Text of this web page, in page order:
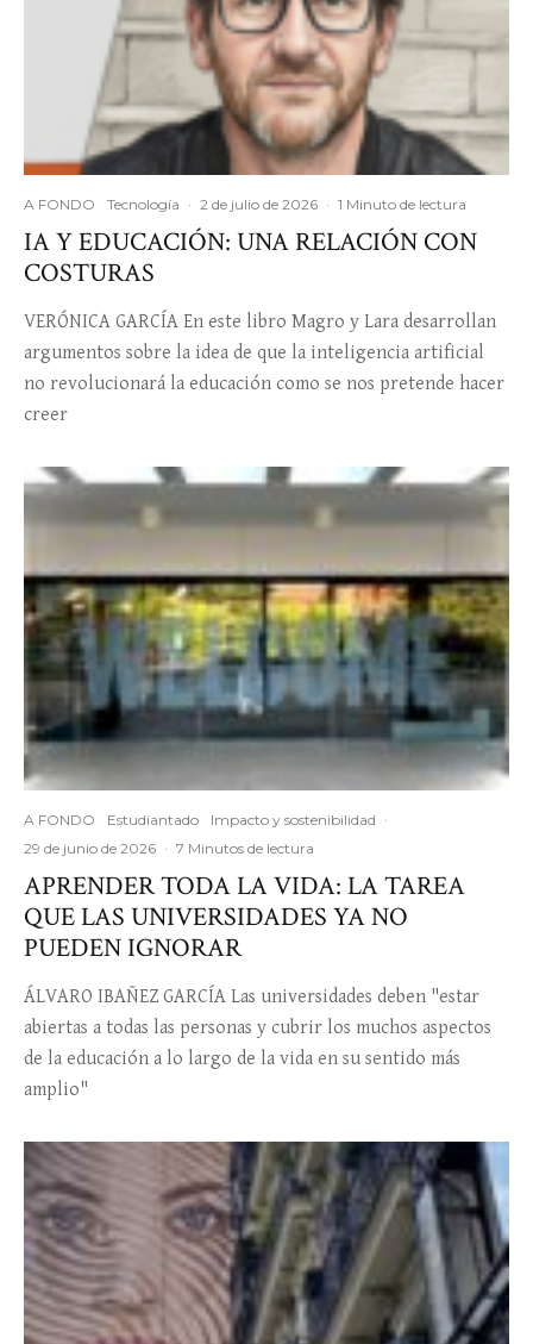
A FONDO Tecnología · 2 de julio de 2026 · 1 Minuto de lectura
IA Y EDUCACIÓN: UNA RELACIÓN CON
COSTURAS
VERÓNICA GARCÍA En este libro Magro y Lara desarrollan
argumentos sobre la idea de que la inteligencia artificial
no revolucionará la educación como se nos pretende hacer
creer
A FONDO Estudiantado Impacto y sostenibilidad ·
29 de junio de 2026 · 7 Minutos de lectura
APRENDER TODA LA VIDA: LA TAREA
QUE LAS UNIVERSIDADES YA NO
PUEDEN IGNORAR
ÁLVARO IBAÑEZ GARCÍA Las universidades deben "estar
abiertas a todas las personas y cubrir los muchos aspectos
de la educación a lo largo de la vida en su sentido más
amplio"